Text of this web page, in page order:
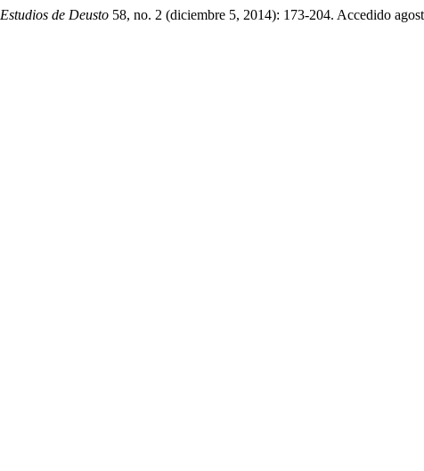
Estudios de Deusto 58, no. 2 (diciembre 5, 2014): 173-204. Accedido